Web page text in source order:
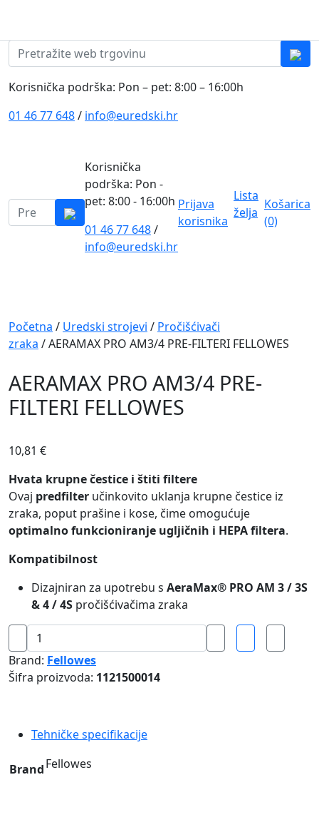
Pretraži:
Korisnička podrška: Pon – pet: 8:00 – 16:00h
01 46 77 648/ info@euredski.hr
Pretraži:
Korisnička
podrška: Pon -
pet: 8:00 - 16:00h
01 46 77 648/
info@euredski.hr
Prijava
korisnika
Lista
želja
Košarica
(0)
Navigation
Početna / Uredski strojevi / Pročišćivači
zraka / AERAMAX PRO AM3/4 PRE-FILTERI FELLOWES
AERAMAX PRO AM3/4 PRE-
FILTERI FELLOWES
10,81 €
Hvata krupne čestice i štiti filtere
Ovaj predfilter učinkovito uklanja krupne čestice iz
zraka, poput prašine i kose, čime omogućuje
optimalno funkcioniranje ugljičnih i HEPA filtera.
Kompatibilnost
Dizajniran za upotrebu s AeraMax® PRO AM 3 / 3S
& 4 / 4S pročišćivačima zraka
AERAMAX
PRO
AM3/4
PRE-
količina
Brand: Fellowes
Šifra proizvoda: 1121500014
Tehničke specifikacije
BrandFellowes